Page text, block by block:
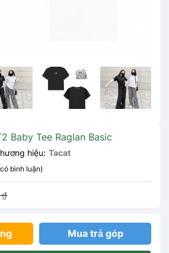
Baby Tee Raglan Basic
hiệu: Tacat
bình luận)
₫
Mua trả góp